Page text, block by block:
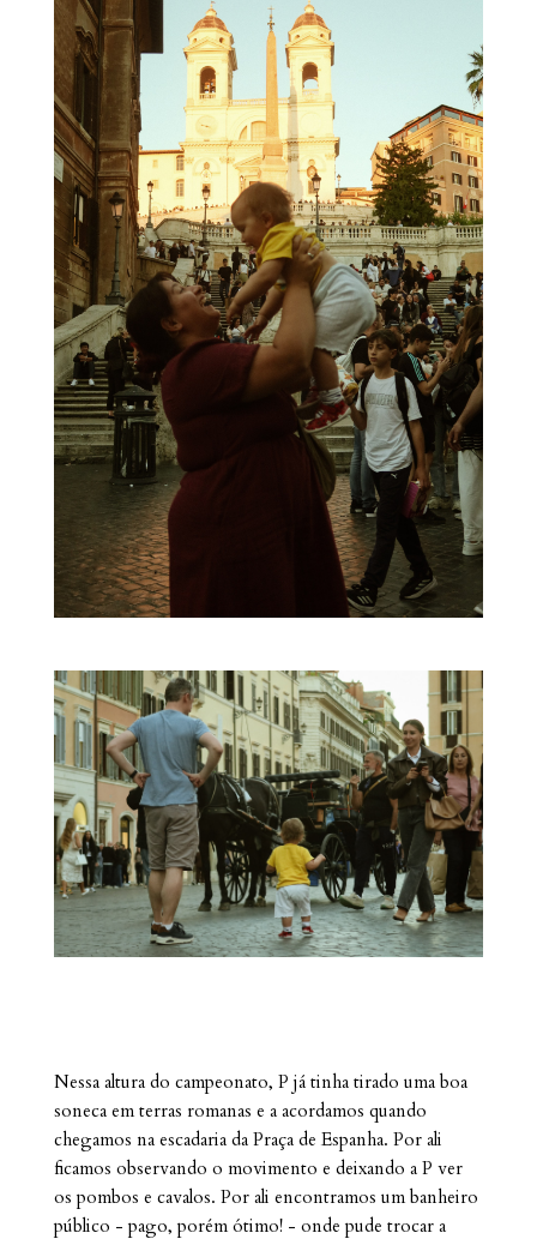
Nessa altura do campeonato, P já tinha tirado uma boa
soneca em terras romanas e a acordamos quando
chegamos na escadaria da Praça de Espanha. Por ali
ficamos observando o movimento e deixando a P ver
os pombos e cavalos. Por ali encontramos um banheiro
público - pago, porém ótimo! - onde pude trocar a